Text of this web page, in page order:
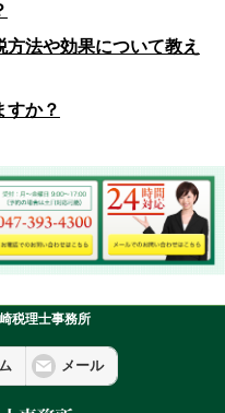
法や効果について教え
すか？
税理士事務所
メール